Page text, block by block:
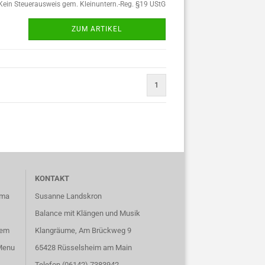
Kein Steuerausweis gem. Kleinuntern.-Reg. §19 UStG
ZUM ARTIKEL
1
KONTAKT
Susanne Landskron
Balance mit Klängen und Musik
Klangräume, Am Brückweg 9
65428 Rüsselsheim am Main